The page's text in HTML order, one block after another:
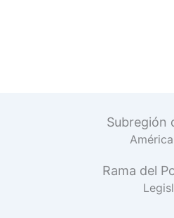
Subregión
Rama del